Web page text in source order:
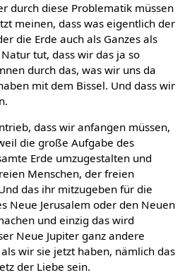
durch diese Problematik müssen
meinen, dass was eigentlich der
die Erde auch als Ganzes als
tut, dass wir das ja so
durch das, was wir uns da
mit dem Bissel. Und dass wir
dass wir anfangen müssen,
die große Aufgabe des
Erde umzugestalten und
Menschen, der freien
das ihr mitzugeben für die
Neue Jerusalem oder den Neuen
und einzig das wird
Neue Jupiter ganz andere
wir sie jetzt haben, nämlich das
der Liebe sein.